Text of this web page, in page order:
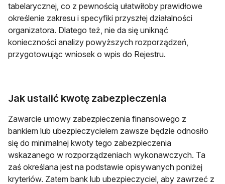
tabelarycznej, co z pewnością ułatwiłoby prawidłowe
określenie zakresu i specyfiki przyszłej działalności
organizatora. Dlatego też, nie da się uniknąć
konieczności analizy powyższych rozporządzeń,
przygotowując wniosek o wpis do Rejestru.
Jak ustalić kwotę zabezpieczenia
Zawarcie umowy zabezpieczenia finansowego z
bankiem lub ubezpieczycielem zawsze będzie odnosiło
się do minimalnej kwoty tego zabezpieczenia
wskazanego w rozporządzeniach wykonawczych. Ta
zaś określana jest na podstawie opisywanych poniżej
kryteriów. Zatem bank lub ubezpieczyciel, aby zawrzeć z